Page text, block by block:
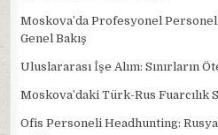
Moskova’da Profesyonel Personel
Genel Bakış
Uluslararası İşe Alım: Sınırların
Moskova’daki Türk-Rus
Ofis Personeli Headhunting: